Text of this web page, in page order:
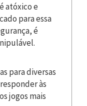
é atóxico e
para essa
é
para diversas
às
jogos mais